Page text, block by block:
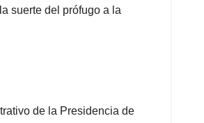
suerte del prófugo a la
de la Presidencia de